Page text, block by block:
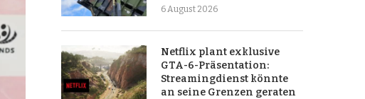
6 August 2026
Netflix plant exklusive
GTA-6-Präsentation:
Streamingdienst könnte
an seine Grenzen geraten